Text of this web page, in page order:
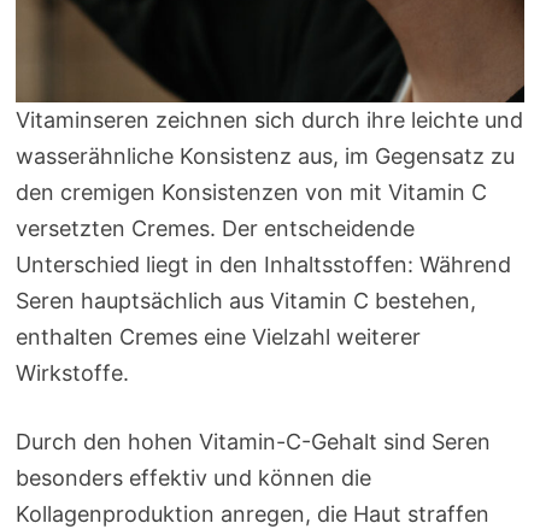
Vitaminseren zeichnen sich durch ihre leichte und
wasserähnliche Konsistenz aus, im Gegensatz zu
den cremigen Konsistenzen von mit Vitamin C
versetzten Cremes. Der entscheidende
Unterschied liegt in den Inhaltsstoffen: Während
Seren hauptsächlich aus Vitamin C bestehen,
enthalten Cremes eine Vielzahl weiterer
Wirkstoffe.
Durch den hohen Vitamin-C-Gehalt sind Seren
besonders effektiv und können die
Kollagenproduktion anregen, die Haut straffen